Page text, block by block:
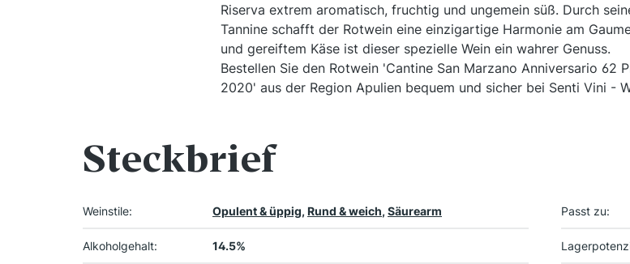
Riserva extrem aromatisch, fruchtig und ungemein süß. Durch
Tannine schafft der Rotwein eine einzigartige Harmonie am
und gereiftem Käse ist dieser spezielle Wein ein wahrer Genuss.
Bestellen Sie den Rotwein 'Cantine San Marzano Anniversario 62
2020' aus der Region Apulien bequem und sicher bei Senti Vini -
Steckbrief
Weinstile: Opulent & üppig, Rund & weich, Säurearm
Alkoholgehalt: 14.5%
Passt zu: